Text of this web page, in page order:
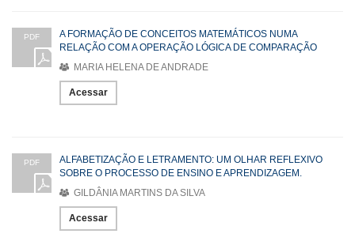
PDF
A FORMAÇÃO DE CONCEITOS MATEMÁTICOS NUMA
RELAÇÃO COM A OPERAÇÃO LÓGICA DE COMPARAÇÃO
MARIA HELENA DE ANDRADE
Acessar
PDF
ALFABETIZAÇÃO E LETRAMENTO: UM OLHAR REFLEXIVO
SOBRE O PROCESSO DE ENSINO E APRENDIZAGEM.
GILDÂNIA MARTINS DA SILVA
Acessar